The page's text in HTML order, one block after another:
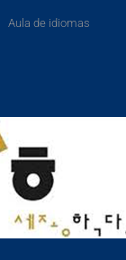
Aula de idiomas